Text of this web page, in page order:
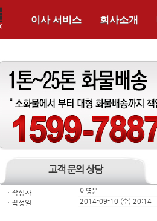
이사 서비스 회사소개
고객 문의 상담
ㆍ 작성자 이영운
ㆍ 작성일 2014-09-10 (수) 20:14